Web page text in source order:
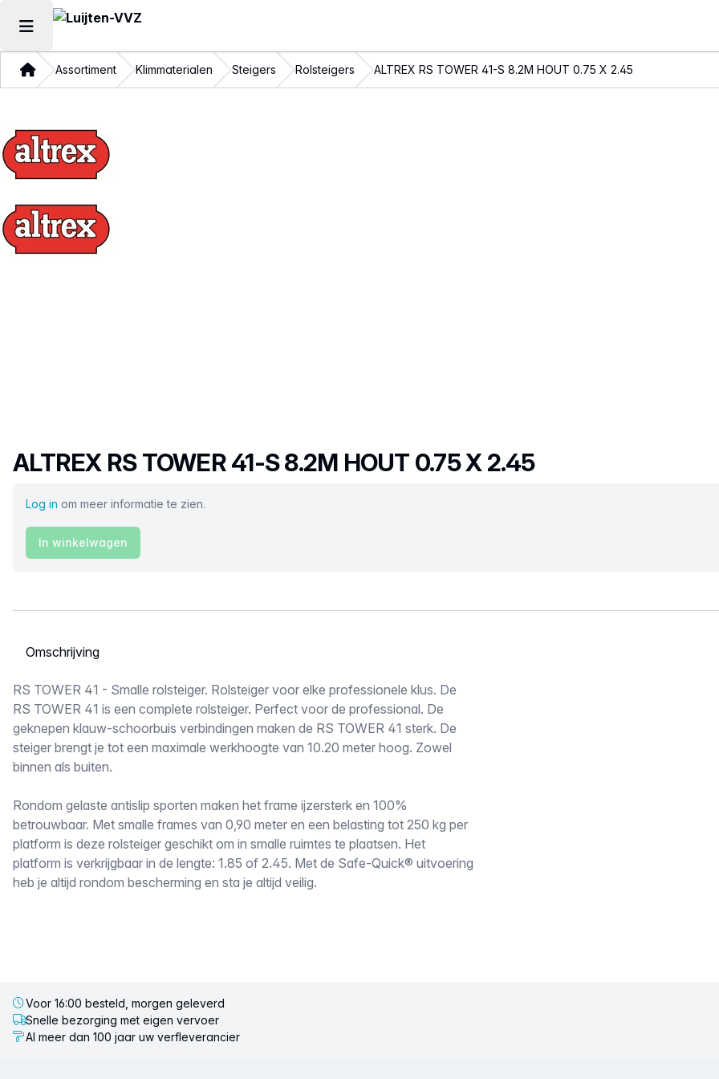
Hoofdmenu openen
ThuisAssortiment Klimmaterialen Steigers Rolsteigers ALTREX RS TOWER 41-S 8.2M HOUT 0.75 X 2.45
Productnaam
ALTREX RS TOWER 41-S 8.2M HOUT 0.75 X 2.45
Log in om meer informatie te zien.
In winkelwagen
Selecteer een tabblad
Omschrijving
RS TOWER 41 - Smalle rolsteiger. Rolsteiger voor elke professionele klus. De
RS TOWER 41 is een complete rolsteiger. Perfect voor de professional. De
geknepen klauw-schoorbuis verbindingen maken de RS TOWER 41 sterk. De
steiger brengt je tot een maximale werkhoogte van 10.20 meter hoog. Zowel
binnen als buiten.
Rondom gelaste antislip sporten maken het frame ijzersterk en 100%
betrouwbaar. Met smalle frames van 0,90 meter en een belasting tot 250 kg per
platform is deze rolsteiger geschikt om in smalle ruimtes te plaatsen. Het
platform is verkrijgbaar in de lengte: 1.85 of 2.45. Met de Safe-Quick® uitvoering
heb je altijd rondom bescherming en sta je altijd veilig.
Voor 16:00 besteld, morgen geleverd
Snelle bezorging met eigen vervoer
Al meer dan 100 jaar uw verfleverancier